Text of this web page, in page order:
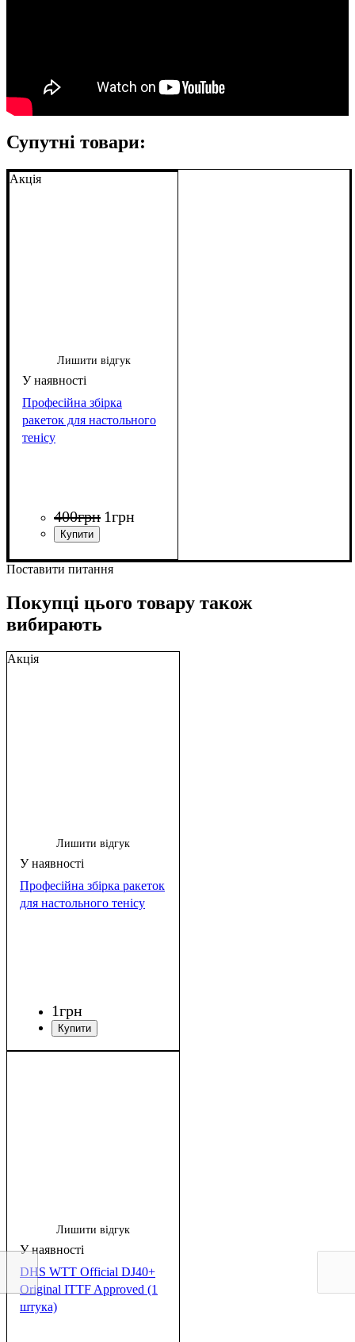
Супутні товари:
Акція
Лишити відгук
Професійна збірка
ракеток для настольного
тенісу
400грн 1грн
Поставити питання
Покупці цього товару також
вибирають
Акція
Лишити відгук
Професійна збірка ракеток
для настольного тенісу
1грн
Лишити відгук
DHS WTT Official DJ40+
Original ITTF Approved (1
штука)